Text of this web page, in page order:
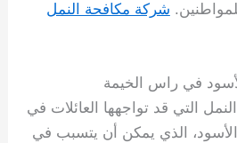
شركة مكافحة النمل
في راس الخيمة
التي قد تواجهها العائلات في
الذي يمكن أن يتسبب في